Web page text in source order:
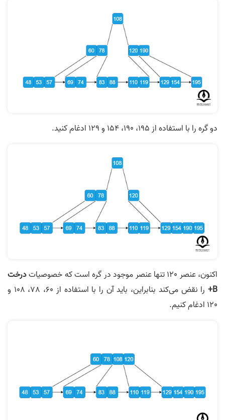
دو گره را با استفاده از 195، 190، 154 و 129 ادغام کنید.
اکنون، عنصر 120 تنها عنصر موجود در گره است که خصوصیات
درخت
B+
را نقض می‌کند بنابراین، باید آن را با استفاده از 60، 78، 108 و
120 ادغام کنیم.